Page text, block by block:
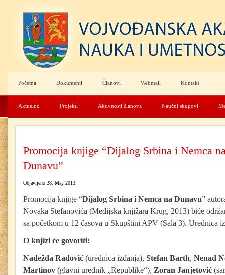
Početna Dokumenti Članovi Webmail Kontakt
Aktuelno Projekti Aktivnosti članova Naučni skupovi
Promocija knjige “Dijalog Srbina i Nemca
Dunavu”
Objavljeno 28. May 2013.
Promocija knjige “Dijalog Srbina i Nemca na Dunavu”
Novaka Stefanovića (Medijska knjižara Krug, 2013) biće
sa početkom u 12 časova u Skupštini APV (Sala 3). Urednica
O knjizi će govoriti:
Nadežda Radović (urednica izdanja), Stefan Barth, Nenad
Martinov (glavni urednik „Republike“), Zoran Janjetović